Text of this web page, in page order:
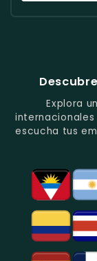
Y
Música
Del
Recuerdo
En
Quito.
Explora
escucha tus